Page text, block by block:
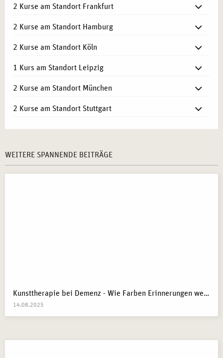
2 Kurse am Standort Frankfurt
2 Kurse am Standort Hamburg
2 Kurse am Standort Köln
1 Kurs am Standort Leipzig
2 Kurse am Standort München
2 Kurse am Standort Stuttgart
WEITERE SPANNENDE BEITRÄGE
Kunsttherapie bei Demenz - Wie Farben Erinnerungen wecken
14.08.2025